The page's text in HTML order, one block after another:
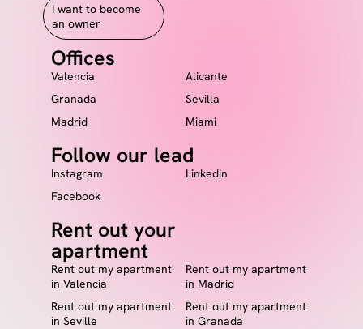
I want to become
an owner
Offices
Valencia
Alicante
Granada
Sevilla
Madrid
Miami
Follow our lead
Instagram
Linkedin
Facebook
Rent out your
apartment
Rent out my apartment
in Valencia
Rent out my apartment
in Madrid
Rent out my apartment
in Seville
Rent out my apartment
in Granada